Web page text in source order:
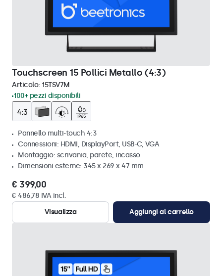
Touchscreen 15 Pollici Metallo (4:3)
Articolo: 15TSV7M
100+ pezzi disponibili
Pannello multi-touch 4:3
Connessioni: HDMI, DisplayPort, USB-C, VGA
Montaggio: scrivania, parete, incasso
Dimensioni esterne: 345 x 269 x 47 mm
€ 399,00
€ 486,78 IVA incl.
Visualizza
Aggiungi al carrello